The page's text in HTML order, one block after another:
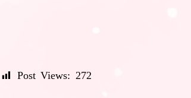
Post Views: 272